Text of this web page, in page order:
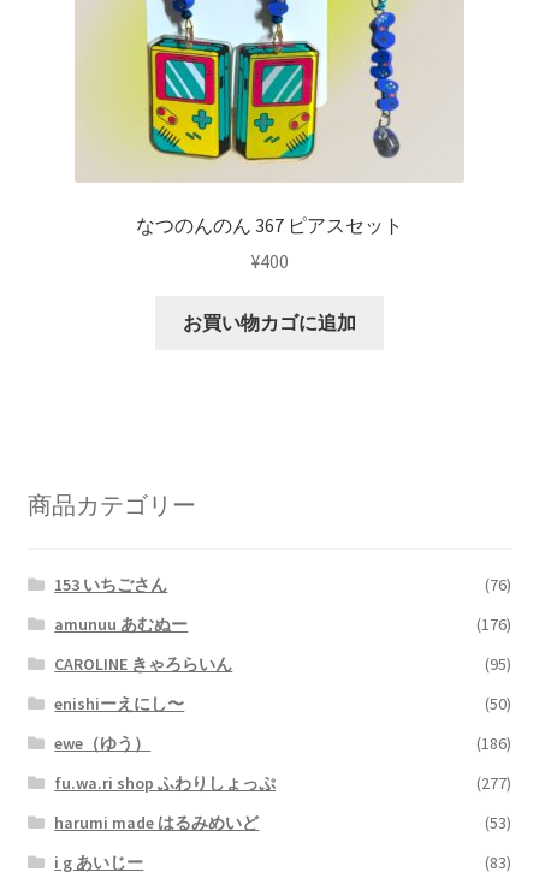
なつのんのん 367 ピアスセット
¥400
お買い物カゴに追加
商品カテゴリー
153 いちごさん
(76)
amunuu あむぬー
(176)
CAROLINE きゃろらいん
(95)
enishiーえにし〜
(50)
ewe（ゆう）
(186)
fu.wa.ri shop ふわりしょっぷ
(277)
harumi made はるみめいど
(53)
i g あいじー
(83)